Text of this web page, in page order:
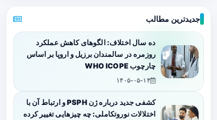
جدیدترین مطالب
ده سال اختلاف: الگوهای کاهش عملکرد
روزمره در سالمندان برزیل و اروپا بر اساس
چارچوب WHO ICOPE
۱۴۰۵-۰۵-۱۴
کشفی جدید درباره ژن PSPH و ارتباط آن با
اختلالات نوروتکاملی: چه چیزهایی تغییر کرده